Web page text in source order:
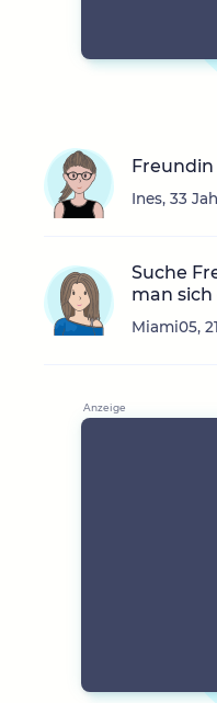
Ines, 33
Suche
man
Miami05,